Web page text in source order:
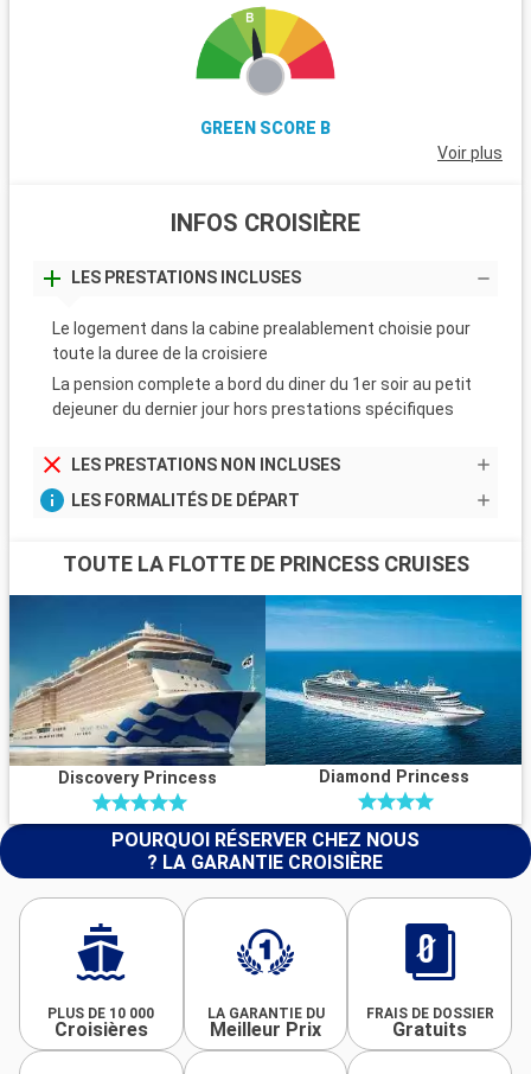
GREEN SCORE B
Voir plus
INFOS CROISIÈRE
LES PRESTATIONS INCLUSES
Le logement dans la cabine prealablement choisie pour
toute la duree de la croisiere
La pension complete a bord du diner du 1er soir au petit
dejeuner du dernier jour hors prestations spécifiques
LES PRESTATIONS NON INCLUSES
LES FORMALITÉS DE DÉPART
TOUTE LA FLOTTE DE PRINCESS CRUISES
Discovery Princess Diamond Princess
POURQUOI RÉSERVER CHEZ NOUS
? LA GARANTIE CROISIÈRE
PLUS DE 10 000
Croisières
LA GARANTIE DU
Meilleur Prix
FRAIS DE DOSSIER
Gratuits